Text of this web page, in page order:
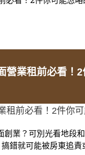
營業租前必看！
租前必看！2件你
創業？可別光看地段和
錯就可能被房東追